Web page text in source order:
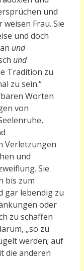
und
Frau. Sie
und doch
und
und
Tradition zu
zu sein.“
Worten
von
Verletzungen
und
Sie
bis zum
gar lebendig zu
oder
zu schaffen
„so zu
werden; auf
die anderen